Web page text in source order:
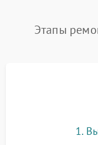
Появление запаха гари
Этапы
1.